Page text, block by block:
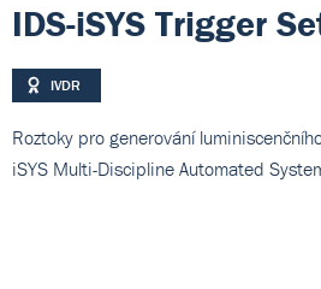
IDS-iSYS Trigger
IVDR
Roztoky pro generování
iSYS Multi-Discipline Automated